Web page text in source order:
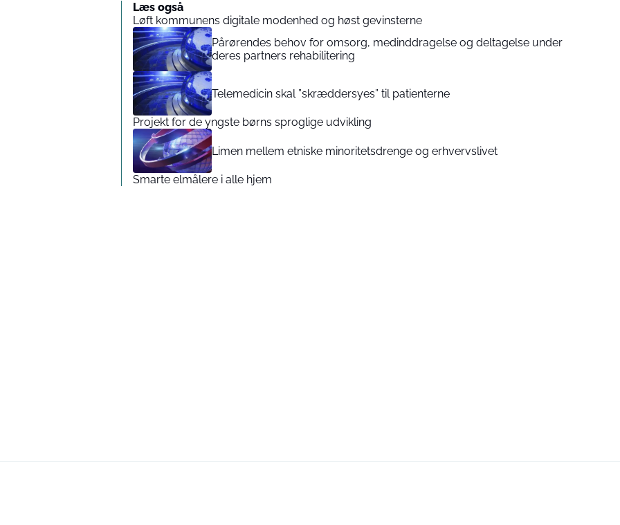
Læs også
Løft kommunens digitale modenhed og høst gevinsterne
Pårørendes behov for omsorg, medinddragelse og deltagelse under
deres partners rehabilitering
Telemedicin skal ”skræddersyes” til patienterne
Projekt for de yngste børns sproglige udvikling
Limen mellem etniske minoritetsdrenge og erhvervslivet
Smarte elmålere i alle hjem